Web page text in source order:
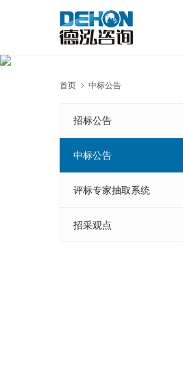
首页 中标公告
招标公告
中标公告
评标专家抽取系统
招采观点